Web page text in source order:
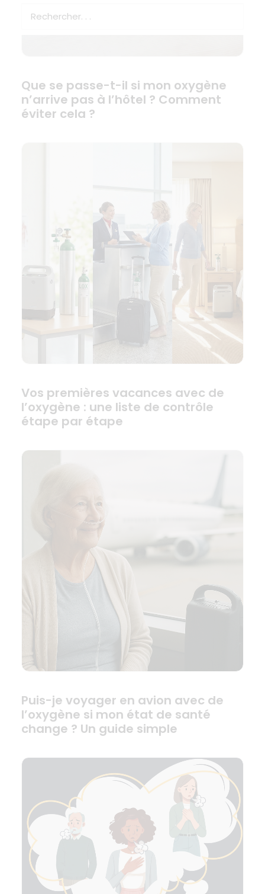
Que se passe-t-il si mon oxygène
n’arrive pas à l’hôtel ? Comment
éviter cela ?
Vos premières vacances avec de
l’oxygène : une liste de contrôle
étape par étape
Puis-je voyager en avion avec de
l’oxygène si mon état de santé
change ? Un guide simple